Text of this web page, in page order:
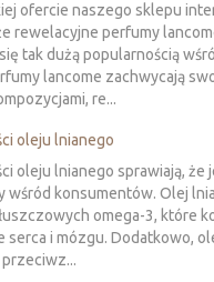
ofercie naszego sklepu
rewelacyjne perfumy
tak dużą popularnością
lancome zachwycają
re...
oleju lnianego
oleju lnianego sprawiają, że
wśród konsumentów. Olej
omega-3, które
serca i mózgu. Dodatkowo,
przeciwz...